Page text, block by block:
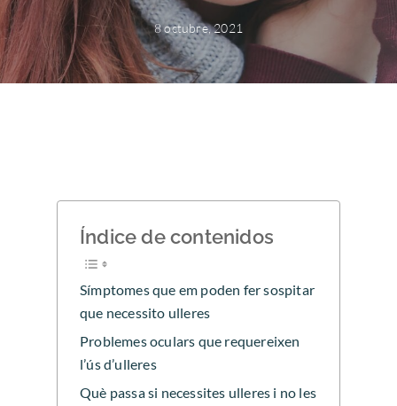
8 octubre, 2021
Índice de contenidos
Símptomes que em poden fer sospitar
que necessito ulleres
Problemes oculars que requereixen
l’ús d’ulleres
Què passa si necessites ulleres i no les